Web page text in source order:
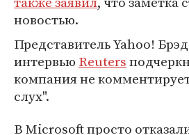
новостью.
Представитель Yahoo!
интервью Reuters
компания не
слух".
В Microsoft просто